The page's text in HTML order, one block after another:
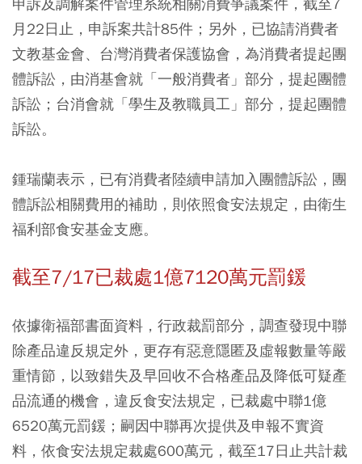
申訴及調解案件管理系統相關消費爭議案件，截至7
月22日止，申訴案共計85件；另外，已協請消費者
文教基金會、台灣消費者保護協會，為消費者提起團
體訴訟，由消基會就「一般消費者」部分，提起團體
訴訟；台消會就「學生及教職員工」部分，提起團體
訴訟。
鍾瑞蘭表示，已有消費者陸續申請加入團體訴訟，團
體訴訟相關費用的補助，則依照食安法規定，由衛生
福利部食安基金支應。
截至7/17已裁處1億7120萬元罰鍰
依據衛福部書面資料，行政裁罰部分，調查發現中聯
除產品違反規定外，更存有惡意隱匿及虛報數量等嚴
重情節，以致錯失及早回收不合格產品及降低可疑產
品流通的機會，違反食安法規定，已裁處中聯1億
6520萬元罰鍰；嗣因中聯再次提供及申報不實資
料，依食安法規定裁處600萬元，截至17日止共計裁